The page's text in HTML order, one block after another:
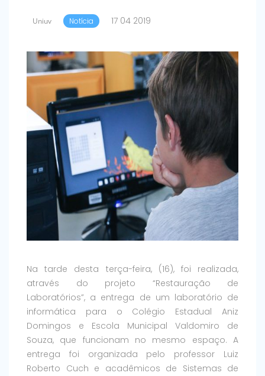
Uniuv Notícia 17 04 2019
Na tarde desta terça-feira, (16), foi realizada,
através do projeto “Restauração de
Laboratórios”, a entrega de um laboratório de
informática para o Colégio Estadual Aniz
Domingos e Escola Municipal Valdomiro de
Souza, que funcionam no mesmo espaço. A
entrega foi organizada pelo professor Luiz
Roberto Cuch e acadêmicos de Sistemas de